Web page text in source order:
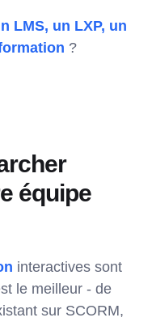
LMS, un LXP, un
?
équipe
interactives sont
le meilleur - de
sur SCORM,